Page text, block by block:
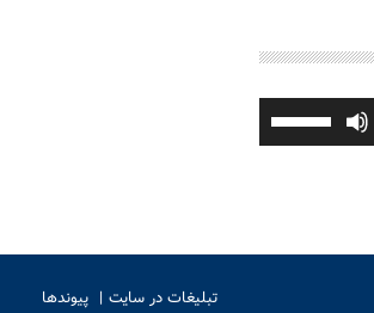
برای
افزایش
یا
صدا
تبلیغات در سایت
پیوندها